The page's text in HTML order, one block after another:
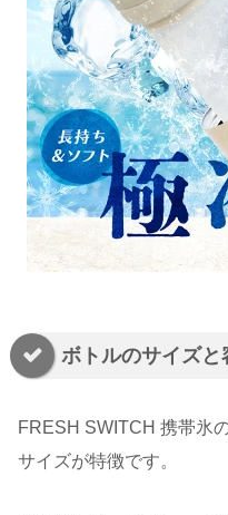
ボトルのサイズと
FRESH SWITCH 携帯氷
サイズが特徴です。